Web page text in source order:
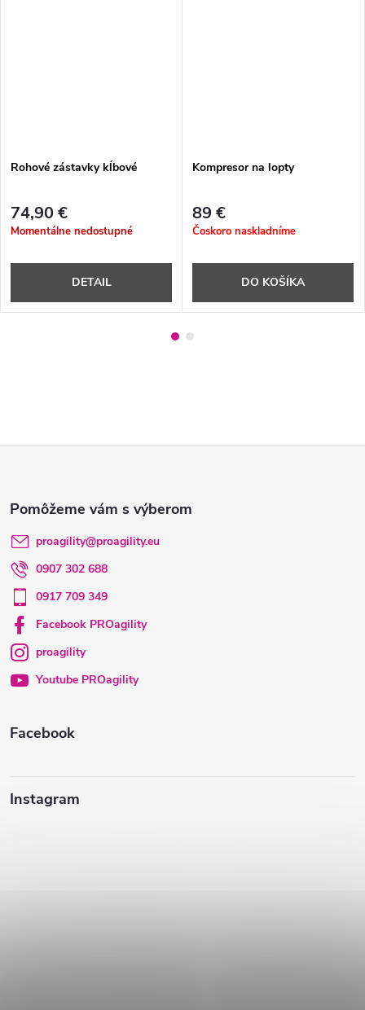
Rohové zástavky kĺbové
74,90 €
Momentálne nedostupné
DETAIL
Kompresor na lopty
89 €
Čoskoro naskladníme
DO KOŠÍKA
á
p
ä
Facebook
Instagram
proagility@proagility.eu
0907 302 688
0917 709 349
Facebook PROagility
proagility
Youtube PROagility